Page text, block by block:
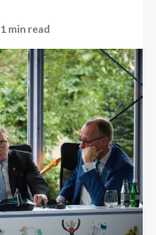
1 min read